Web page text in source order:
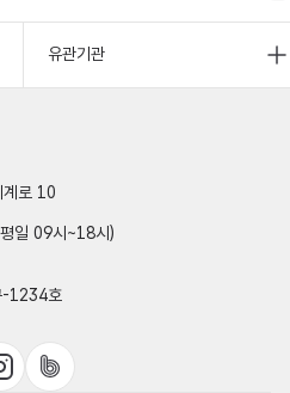
유관기관
계로 10
일 09시~18시)
-1234호